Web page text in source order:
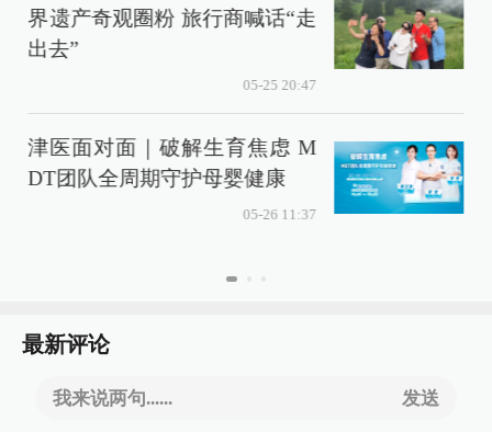
界遗产奇观圈粉 旅行商喊话“走
出去”
05-25 20:47
津医面对面｜破解生育焦虑 M
DT团队全周期守护母婴健康
05-26 11:37
最新评论
我来说两句...... 发送